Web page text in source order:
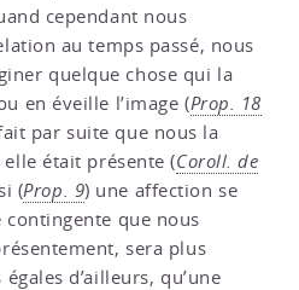
cependant nous
au temps passé, nous
quelque chose qui la
en éveille l’image (Prop. 18
par suite que nous la
était présente (Coroll. de
(Prop. 9) une affection se
que nous
sera plus
d’ailleurs, qu’une